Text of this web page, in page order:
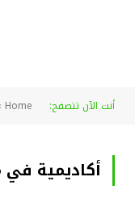
أنت الآن تتصفح: Home
أكاديمية